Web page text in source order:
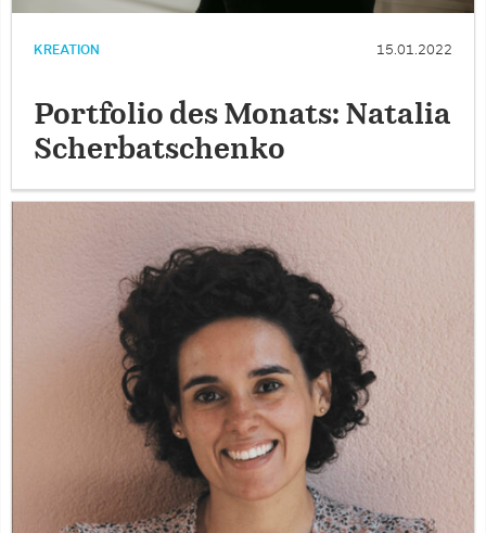
KREATION 15.01.2022
Portfolio des Monats: Natalia
Scherbatschenko